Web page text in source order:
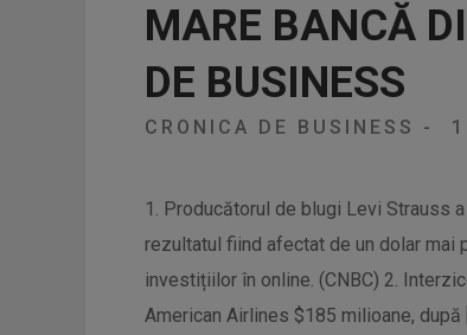
MARE BANCĂ
DE BUSINESS
CRONICA DE BUSINESS -
1. Producătorul de blugi Levi Strauss
rezultatul fiind afectat de un dolar mai
investițiilor în online. (CNBC) 2.
American Airlines $185 milioane, după